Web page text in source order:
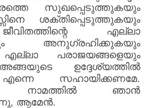
സുഖപ്പെടുത്തുകയും
ശക്തിപ്പെടുത്തുകയും
എല്ലാ
അനുഗ്രഹിക്കുകയും
എല്ലാ പരാജയങ്ങളെയും
ഉദ്ദേശ്യത്തിൽ
സഹായിക്കണമേ.
നാമത്തിൽ ഞാൻ
ആമേൻ.